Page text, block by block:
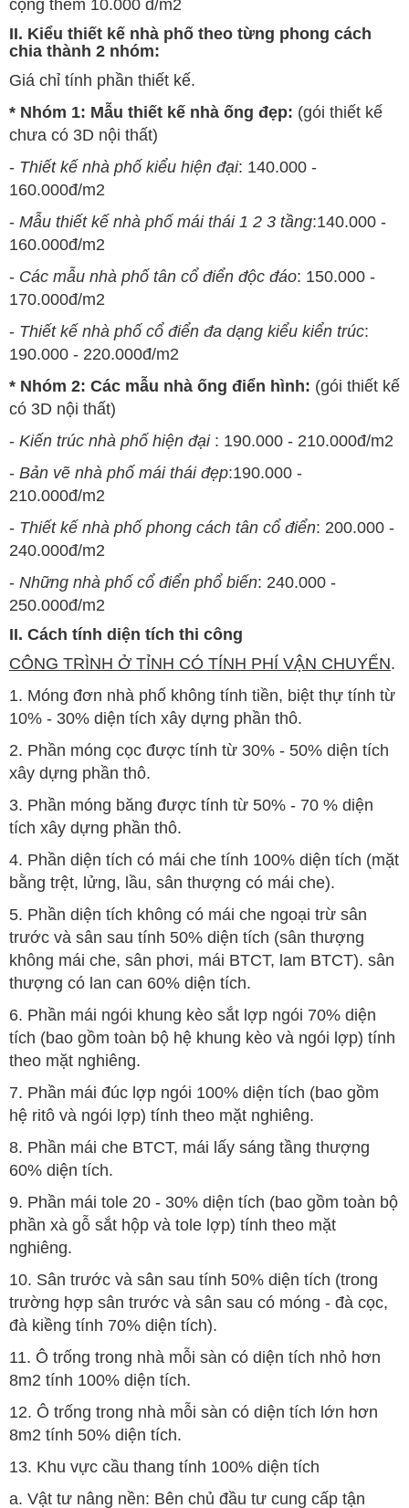
cộng thêm 10.000 đ/m2
II. Kiểu thiết kế nhà phố theo từng phong cách
chia thành 2 nhóm:
Giá chỉ tính phần thiết kế.
* Nhóm 1: Mẫu thiết kế nhà ống đẹp: (gói thiết kế
chưa có 3D nội thất)
- Thiết kế nhà phố kiểu hiện đại: 140.000 -
160.000đ/m2
- Mẫu thiết kế nhà phố mái thái 1 2 3 tầng:140.000 -
160.000đ/m2
- Các mẫu nhà phố tân cổ điển độc đáo: 150.000 -
170.000đ/m2
- Thiết kế nhà phố cổ điển đa dạng kiểu kiển trúc:
190.000 - 220.000đ/m2
* Nhóm 2: Các mẫu nhà ống điển hình: (gói thiết kế
có 3D nội thất)
- Kiến trúc nhà phố hiện đại : 190.000 - 210.000đ/m2
- Bản vẽ nhà phố mái thái đẹp:190.000 -
210.000đ/m2
- Thiết kế nhà phố phong cách tân cổ điển: 200.000 -
240.000đ/m2
- Những nhà phố cổ điển phổ biến: 240.000 -
250.000đ/m2
II. Cách tính diện tích thi công
CÔNG TRÌNH Ở TỈNH CÓ TÍNH PHÍ VẬN CHUYỂN.
1. Móng đơn nhà phố không tính tiền, biệt thự tính từ
10% - 30% diện tích xây dựng phần thô.
2. Phần móng cọc được tính từ 30% - 50% diện tích
xây dựng phần thô.
3. Phần móng băng được tính từ 50% - 70 % diện
tích xây dựng phần thô.
4. Phần diện tích có mái che tính 100% diện tích (mặt
bằng trệt, lửng, lầu, sân thượng có mái che).
5. Phần diện tích không có mái che ngoại trừ sân
trước và sân sau tính 50% diện tích (sân thượng
không mái che, sân phơi, mái BTCT, lam BTCT). sân
thượng có lan can 60% diện tích.
6. Phần mái ngói khung kèo sắt lợp ngói 70% diện
tích (bao gồm toàn bộ hệ khung kèo và ngói lợp) tính
theo mặt nghiêng.
7. Phần mái đúc lợp ngói 100% diện tích (bao gồm
hệ ritô và ngói lợp) tính theo mặt nghiêng.
8. Phần mái che BTCT, mái lấy sáng tầng thượng
60% diện tích.
9. Phần mái tole 20 - 30% diện tích (bao gồm toàn bộ
phần xà gỗ sắt hộp và tole lợp) tính theo mặt
nghiêng.
10. Sân trước và sân sau tính 50% diện tích (trong
trường hợp sân trước và sân sau có móng - đà cọc,
đà kiềng tính 70% diện tích).
11. Ô trống trong nhà mỗi sàn có diện tích nhỏ hơn
8m2 tính 100% diện tích.
12. Ô trống trong nhà mỗi sàn có diện tích lớn hơn
8m2 tính 50% diện tích.
13. Khu vực cầu thang tính 100% diện tích
a. Vật tư nâng nền: Bên chủ đầu tư cung cấp tận